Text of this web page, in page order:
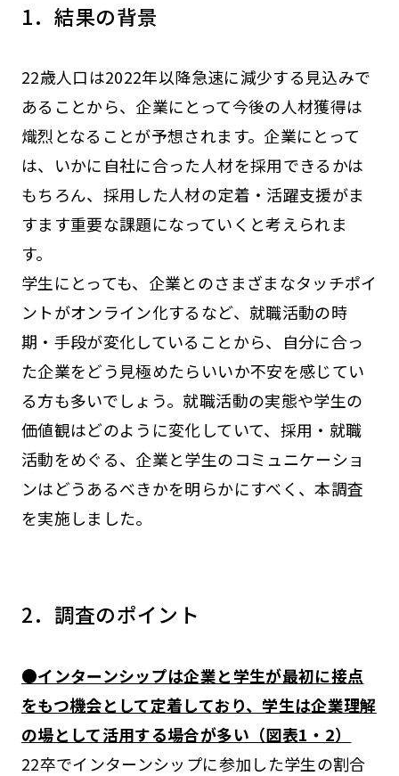
1．結果の背景
22歳人口は2022年以降急速に減少する見込みで
あることから、企業にとって今後の人材獲得は
熾烈となることが予想されます。企業にとって
は、いかに自社に合った人材を採用できるかは
もちろん、採用した人材の定着・活躍支援がま
すます重要な課題になっていくと考えられま
す。
学生にとっても、企業とのさまざまなタッチポイ
ントがオンライン化するなど、就職活動の時
期・手段が変化していることから、自分に合っ
た企業をどう見極めたらいいか不安を感じてい
る方も多いでしょう。就職活動の実態や学生の
価値観はどのように変化していて、採用・就職
活動をめぐる、企業と学生のコミュニケーショ
ンはどうあるべきかを明らかにすべく、本調査
を実施しました。
2．調査のポイント
●インターンシップは企業と学生が最初に接点
をもつ機会として定着しており、学生は企業理解
の場として活用する場合が多い（図表1・2）
22卒でインターンシップに参加した学生の割合